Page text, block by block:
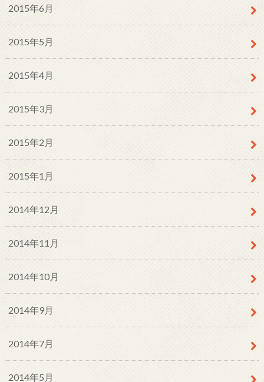
2015年6月
2015年5月
2015年4月
2015年3月
2015年2月
2015年1月
2014年12月
2014年11月
2014年10月
2014年9月
2014年7月
2014年5月